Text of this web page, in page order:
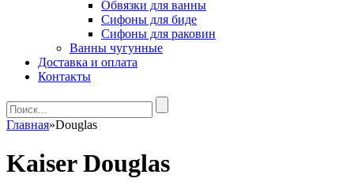
Обвязки для ванны
Сифоны для биде
Сифоны для раковин
Ванны чугунные
Доставка и оплата
Контакты
Главная»Douglas
Kaiser Douglas